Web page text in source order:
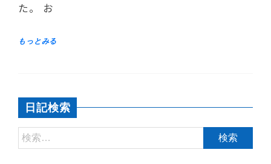
た。 お
日記検索